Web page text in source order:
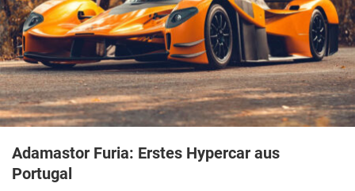
Adamastor Furia: Erstes Hypercar aus
Portugal